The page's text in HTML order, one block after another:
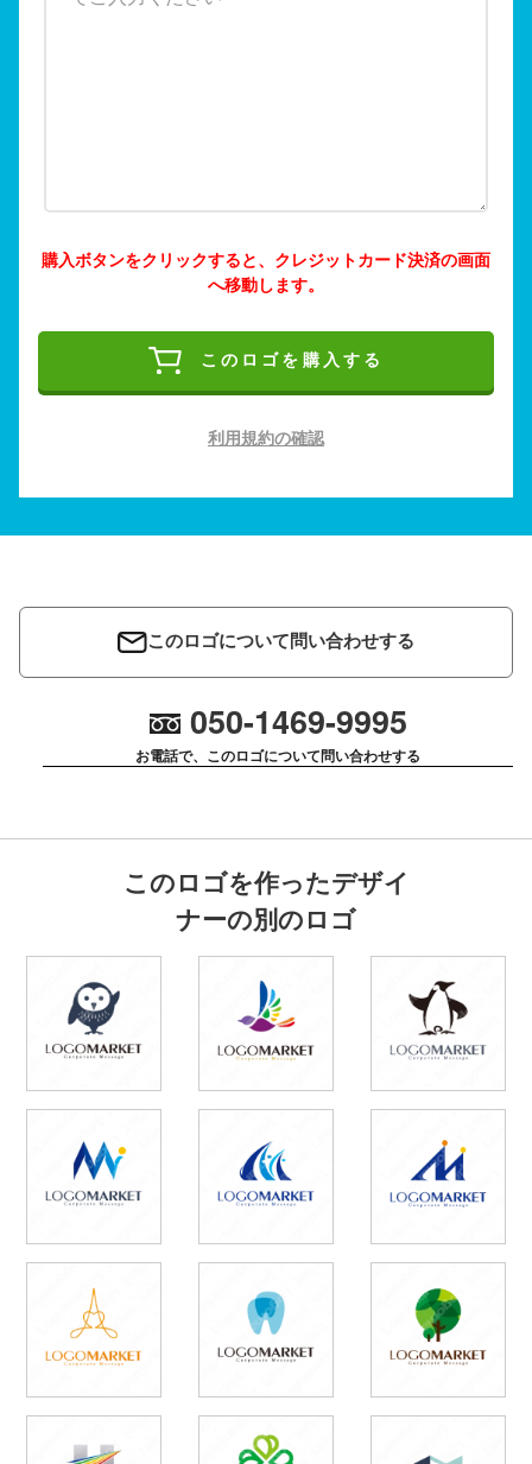
購入ボタンをクリックすると、クレジットカード決済の画面
へ移動します。
このロゴを購入する
利用規約の確認
このロゴについて問い合わせする
050-1469-9995
お電話で、このロゴについて問い合わせする
このロゴを作ったデザイ
ナーの別のロゴ